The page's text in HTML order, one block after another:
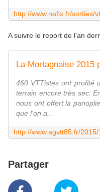
A suivre le report de l'an
460 VTTistes ont profité
terrain encore très sec.
nous ont offert la
que l'on a...
Partager